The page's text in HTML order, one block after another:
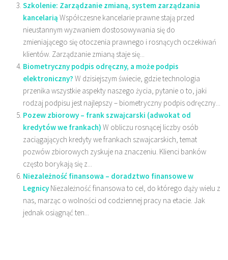
Szkolenie: Zarządzanie zmianą, system zarządzania
kancelarią Współczesne kancelarie prawne stają przed
nieustannym wyzwaniem dostosowywania się do
zmieniającego się otoczenia prawnego i rosnących oczekiwań
klientów. Zarządzanie zmianą staje się...
Biometryczny podpis odręczny, a może podpis
elektroniczny? W dzisiejszym świecie, gdzie technologia
przenika wszystkie aspekty naszego życia, pytanie o to, jaki
rodzaj podpisu jest najlepszy – biometryczny podpis odręczny...
Pozew zbiorowy – frank szwajcarski (adwokat od
kredytów we frankach) W obliczu rosnącej liczby osób
zaciągających kredyty we frankach szwajcarskich, temat
pozwów zbiorowych zyskuje na znaczeniu. Klienci banków
często borykają się z...
Niezależność finansowa – doradztwo finansowe w
Legnicy Niezależność finansowa to cel, do którego dąży wielu z
nas, marząc o wolności od codziennej pracy na etacie. Jak
jednak osiągnąć ten...